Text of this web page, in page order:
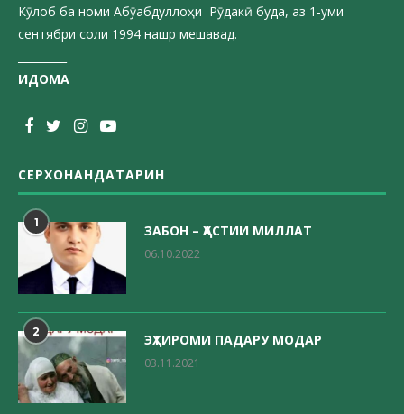
Кӯлоб ба номи Абӯабдуллоҳи Рӯдакӣ буда, аз 1-уми
сентябри соли 1994 нашр мешавад.
ИДОМА
СЕРХОНАНДАТАРИН
1 ЗАБОН – ҲАСТИИ МИЛЛАТ
06.10.2022
2 ЭҲТИРОМИ ПАДАРУ МОДАР
03.11.2021